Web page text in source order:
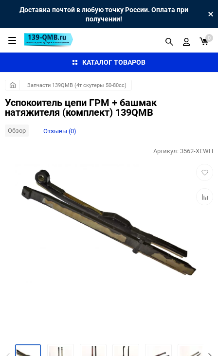
Доставка почтой в любую точку России. Оплата при
получении!
КАТАЛОГ ТОВАРОВ
0
Запчасти 139QMB (4т скутеры 50-80сс)
Успокоитель цепи ГРМ + башмак
натяжителя (комплект) 139QMB
Обзор Отзывы (0)
Артикул:3562-XEWH